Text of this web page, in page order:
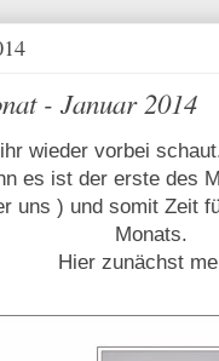
- Januar 2014
wieder vorbei
es ist der erste des
uns ) und somit Zeit
Monats.
Hier zunächst